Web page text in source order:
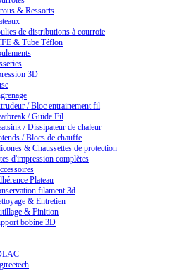
& Ressorts
de distributions à courroie
& Tube Téflon
3D
/ Bloc entrainement fil
/ Guide Fil
/ Dissipateur de chaleur
/ Blocs de chauffe
& Chaussettes de protection
d'impression complètes
Plateau
filament 3d
& Entretien
& Finition
bobine 3D